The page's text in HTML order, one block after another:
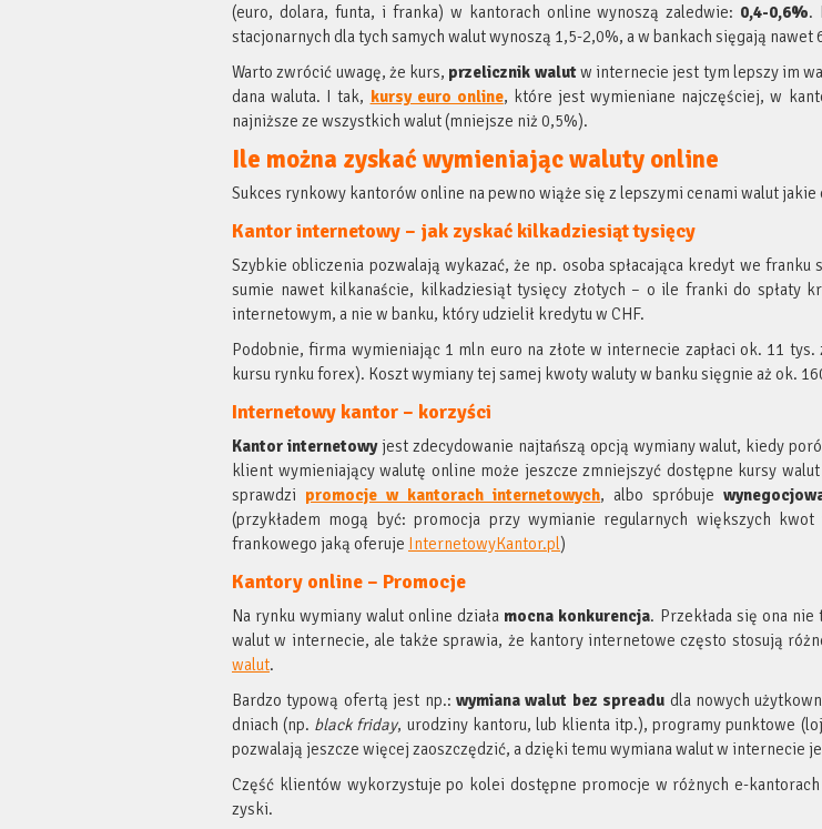
(euro, dolara, funta, i franka) w kantorach online wynoszą zaledwie: 0,4-0,6%.
stacjonarnych dla tych samych walut wynoszą 1,5-2,0%, a w bankach sięgają nawet
Warto zwrócić uwagę, że kurs, przelicznik walutw internecie jest tym lepszy im
dana waluta. I tak, kursy euro online, które jest wymieniane najczęściej, w
najniższe ze wszystkich walut (mniejsze niż 0,5%).
Ile można zyskać wymieniając waluty online
Sukces rynkowy kantorów online na pewno wiąże się z lepszymi cenami walut jakie
Kantor internetowy – jak zyskać kilkadziesiąt tysięcy
Szybkie obliczenia pozwalają wykazać, że np. osoba spłacająca kredyt we franku
sumie nawet kilkanaście, kilkadziesiąt tysięcy złotych – o ile franki do spłaty
internetowym, a nie w banku, który udzielił kredytu w CHF.
Podobnie, firma wymieniając 1 mln euro na złote w internecie zapłaci ok. 11 tys.
kursu rynku forex). Koszt wymiany tej samej kwoty waluty w banku sięgnie aż ok.
Internetowy kantor – korzyści
Kantor internetowyjest zdecydowanie najtańszą opcją wymiany walut, kiedy
klient wymieniający walutę online może jeszcze zmniejszyć dostępne kursy
sprawdzi promocje w kantorach internetowych, albo spróbuje
(przykładem mogą być: promocja przy wymianie regularnych większych
frankowego jaką oferuje InternetowyKantor.pl)
Kantory online – Promocje
Na rynku wymiany walut online działa mocna konkurencja. Przekłada się ona
walut w internecie, ale także sprawia, że kantory internetowe często stosują
walut.
Bardzo typową ofertą jest np.: wymiana walut bez spreadu dla nowych
dniach (np. black friday, urodziny kantoru, lub klienta itp.), programy punktowe
pozwalają jeszcze więcej zaoszczędzić, a dzięki temu wymiana walut w internecie
Część klientów wykorzystuje po kolei dostępne promocje w różnych e-
zyski.